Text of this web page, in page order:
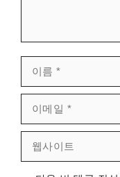
름
메
사